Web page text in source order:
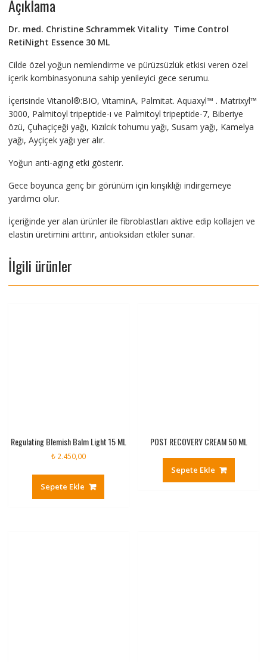
Açıklama
Dr. med. Christine Schrammek Vitality Time Control
RetiNight Essence 30 ML
Cilde özel yoğun nemlendirme ve pürüzsüzlük etkisi veren özel
içerik kombinasyonuna sahip yenileyici gece serumu.
İçerisinde Vitanol®:BIO, VitaminA, Palmitat. Aquaxyl™ . Matrixyl™
3000, Palmitoyl tripeptide-ı ve Palmitoyl tripeptide-7, Biberiye
özü, Çuhaçiçeği yağı, Kızılcık tohumu yağı, Susam yağı, Kamelya
yağı, Ayçiçek yağı yer alır.
Yoğun anti-aging etki gösterir.
Gece boyunca genç bir görünüm için kırışıklığı indirgemeye
yardımcı olur.
İçeriğinde yer alan ürünler ile fibroblastları aktive edip kollajen ve
elastin üretimini arttırır, antioksidan etkiler sunar.
İlgili ürünler
Regulating Blemish Balm Light 15 ML
₺2.450,00
Sepete Ekle
POST RECOVERY CREAM 50 ML
Sepete Ekle